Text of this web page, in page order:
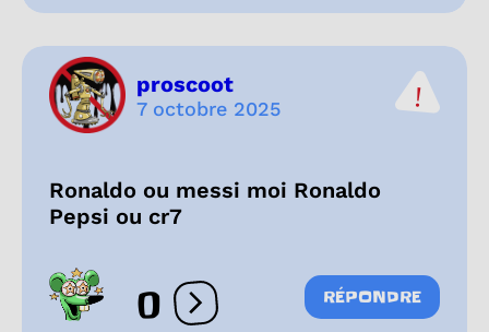
proscoot
7 octobre 2025
Ronaldo ou messi moi Ronaldo
Pepsi ou cr7
0 Ouvrir les réactions
RÉPONDRE